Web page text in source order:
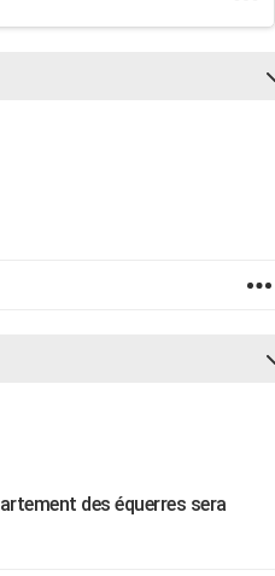
des équerres sera